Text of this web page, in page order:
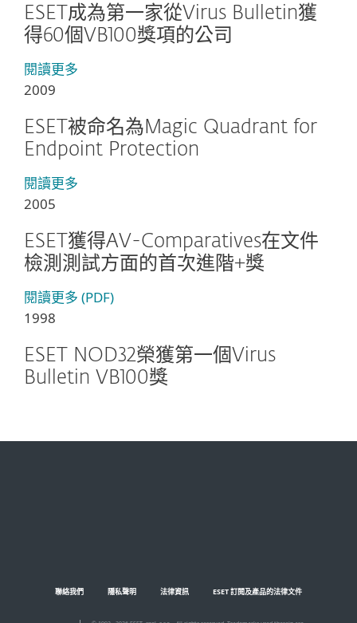
ESET成為第一家從Virus Bulletin獲
得60個VB100獎項的公司
閱讀更多
2009
ESET被命名為Magic Quadrant for
Endpoint Protection
閱讀更多
2005
ESET獲得AV-Comparatives在文件
檢測測試方面的首次進階+獎
閱讀更多 (PDF)
1998
ESET NOD32榮獲第一個Virus
Bulletin VB100獎
聯絡我們 隱私聲明 法律資訊 ESET 訂閱及產品的法律文件